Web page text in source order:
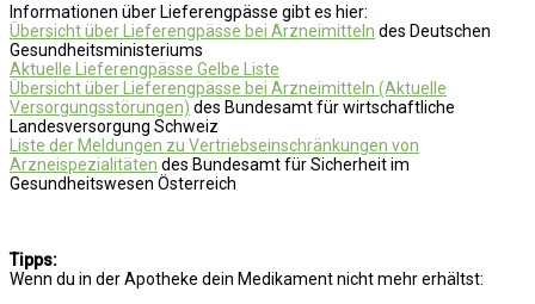
Informationen über Lieferengpässe gibt es hier:
Übersicht über Lieferengpässe bei Arzneimitteln des Deutschen
Gesundheitsministeriums
Aktuelle Lieferengpässe Gelbe Liste
Übersicht über Lieferengpässe bei Arzneimitteln (Aktuelle
Versorgungsstörungen) des Bundesamt für wirtschaftliche
Landesversorgung Schweiz
Liste der Meldungen zu Vertriebseinschränkungen von
Arzneispezialitäten des Bundesamt für Sicherheit im
Gesundheitswesen Österreich
Tipps:
Wenn du in der Apotheke dein Medikament nicht mehr erhältst: